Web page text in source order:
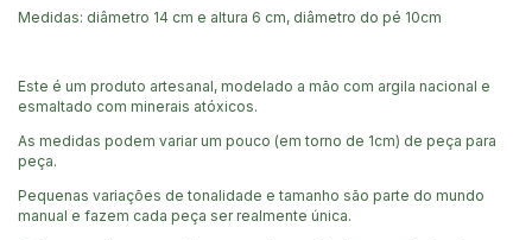
Medidas: diâmetro 14 cm e altura 6 cm, diâmetro do pé 10cm
Este é um produto artesanal, modelado a mão com argila nacional e
esmaltado com minerais atóxicos.
As medidas podem variar um pouco (em torno de 1cm) de peça para
peça.
Pequenas variações de tonalidade e tamanho são parte do mundo
manual e fazem cada peça ser realmente única.